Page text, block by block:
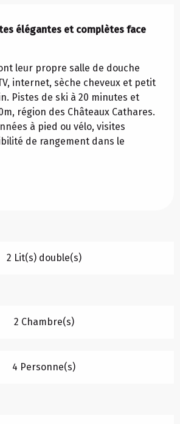
élégantes et complètes face
leur propre salle de douche
internet, sèche cheveux et petit
Pistes de ski à 20 minutes et
région des Châteaux Cathares.
à pied ou vélo, visites
de rangement dans le
2 Lit(s) double(s)
2 Chambre(s)
4 Personne(s)